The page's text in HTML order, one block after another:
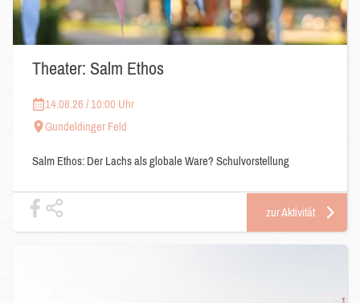
Theater: Salm Ethos
14.08.26 / 10:00 Uhr
Gundeldinger Feld
Salm Ethos: Der Lachs als globale Ware? Schulvorstellung
zur Aktivität